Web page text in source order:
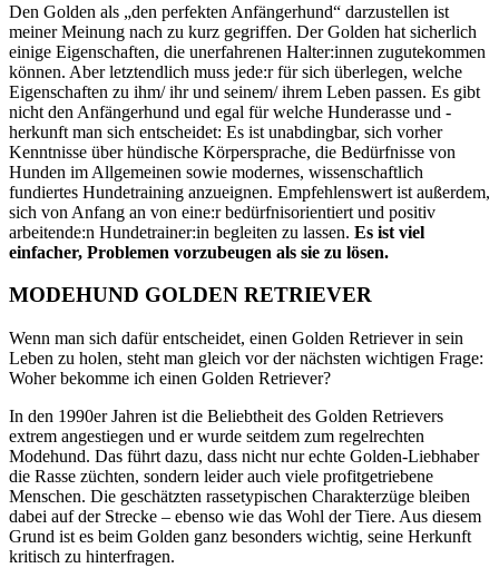
Den Golden als „den perfekten Anfängerhund“ darzustellen ist
meiner Meinung nach zu kurz gegriffen. Der Golden hat sicherlich
einige Eigenschaften, die unerfahrenen Halter:innen zugutekommen
können. Aber letztendlich muss jede:r für sich überlegen, welche
Eigenschaften zu ihm/ ihr und seinem/ ihrem Leben passen. Es gibt
nicht den Anfängerhund und egal für welche Hunderasse und -
herkunft man sich entscheidet: Es ist unabdingbar, sich vorher
Kenntnisse über hündische Körpersprache, die Bedürfnisse von
Hunden im Allgemeinen sowie modernes, wissenschaftlich
fundiertes Hundetraining anzueignen. Empfehlenswert ist außerdem,
sich von Anfang an von eine:r bedürfnisorientiert und positiv
arbeitende:n Hundetrainer:in begleiten zu lassen. Es ist viel
einfacher, Problemen vorzubeugen als sie zu lösen.
MODEHUND GOLDEN RETRIEVER
Wenn man sich dafür entscheidet, einen Golden Retriever in sein
Leben zu holen, steht man gleich vor der nächsten wichtigen Frage:
Woher bekomme ich einen Golden Retriever?
In den 1990er Jahren ist die Beliebtheit des Golden Retrievers
extrem angestiegen und er wurde seitdem zum regelrechten
Modehund. Das führt dazu, dass nicht nur echte Golden-Liebhaber
die Rasse züchten, sondern leider auch viele profitgetriebene
Menschen. Die geschätzten rassetypischen Charakterzüge bleiben
dabei auf der Strecke – ebenso wie das Wohl der Tiere. Aus diesem
Grund ist es beim Golden ganz besonders wichtig, seine Herkunft
kritisch zu hinterfragen.